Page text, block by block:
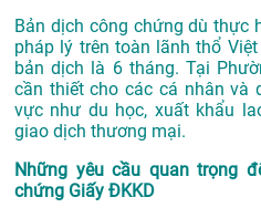
Bản dịch công chứng dù thực
pháp lý trên toàn lãnh thổ
bản dịch là 6 tháng. Tại
cần thiết cho các cá nhân và
vực như du học, xuất khẩu
giao dịch thương mại.
Những yêu cầu quan trọng
chứng Giấy ĐKKD